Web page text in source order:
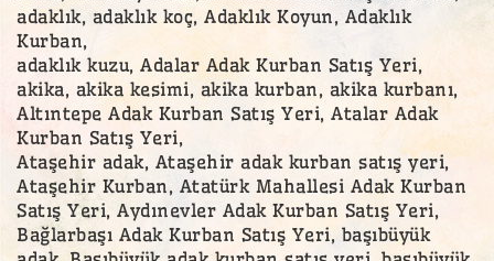
adaklık, adaklık koç, Adaklık Koyun, Adaklık
Kurban,
adaklık kuzu, Adalar Adak Kurban Satış Yeri,
akika, akika kesimi, akika kurban, akika kurbanı,
Altıntepe Adak Kurban Satış Yeri, Atalar Adak
Kurban Satış Yeri,
Ataşehir adak, Ataşehir adak kurban satış yeri,
Ataşehir Kurban, Atatürk Mahallesi Adak Kurban
Satış Yeri, Aydınevler Adak Kurban Satış Yeri,
Bağlarbaşı Adak Kurban Satış Yeri, başıbüyük